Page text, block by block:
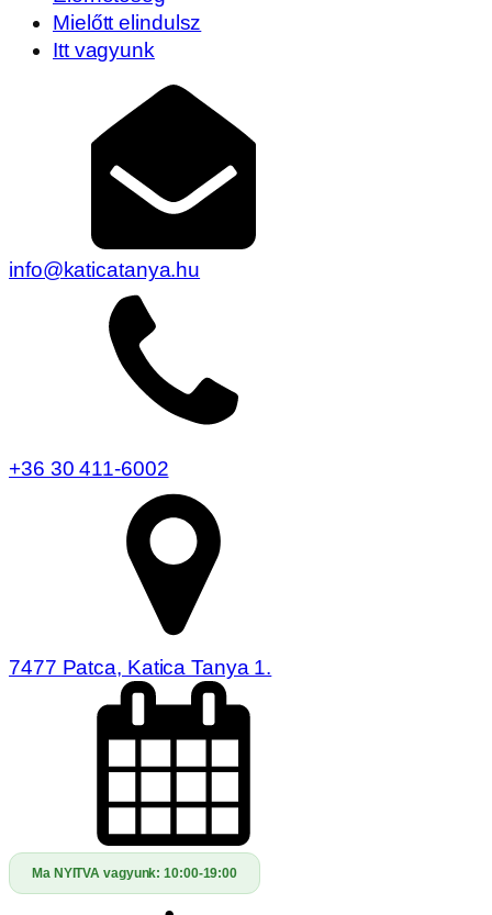
Mielőtt elindulsz
Itt vagyunk
info@katicatanya.hu
+36 30 411-6002
7477 Patca, Katica Tanya 1.
Ma NYITVA vagyunk:10:00-19:00